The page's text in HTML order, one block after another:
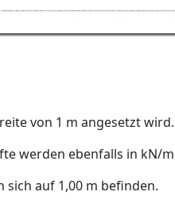
von 1 m angesetzt wird.
werden ebenfalls in kN/
sich auf 1,00 m befinden.